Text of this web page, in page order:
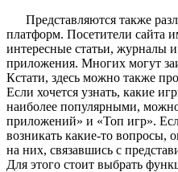
Представляются также
платформ. Посетители сайта
интересные статьи, журналы
приложения. Многих могут
Кстати, здесь можно также
Если хочется узнать, какие
наиболее популярными,
приложений» и «Топ игр».
возникать какие-то вопросы,
на них, связавшись с
Для этого стоит выбрать